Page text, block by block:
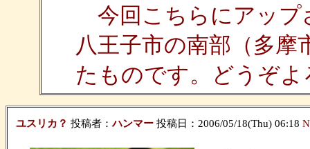
今回こちらにアップ
八王子市の南部（多摩
たものです。どうぞ
ユスリカ？ 投稿者：ハンマー 投稿日：2006/05/18(Thu) 06:18